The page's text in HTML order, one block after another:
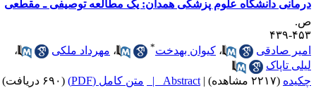
دانشگاه علوم پزشکی همدان: یک مطالعه توصیفی ـ مقطعی
۴۳۹
صادقی
،کیوان بهدخت ،مهرداد ملکی
،
تاپاک
(۲۲۱۷ مشاهده) |
Abstract | متن کامل (PDF) (۶۹۰ دریافت)